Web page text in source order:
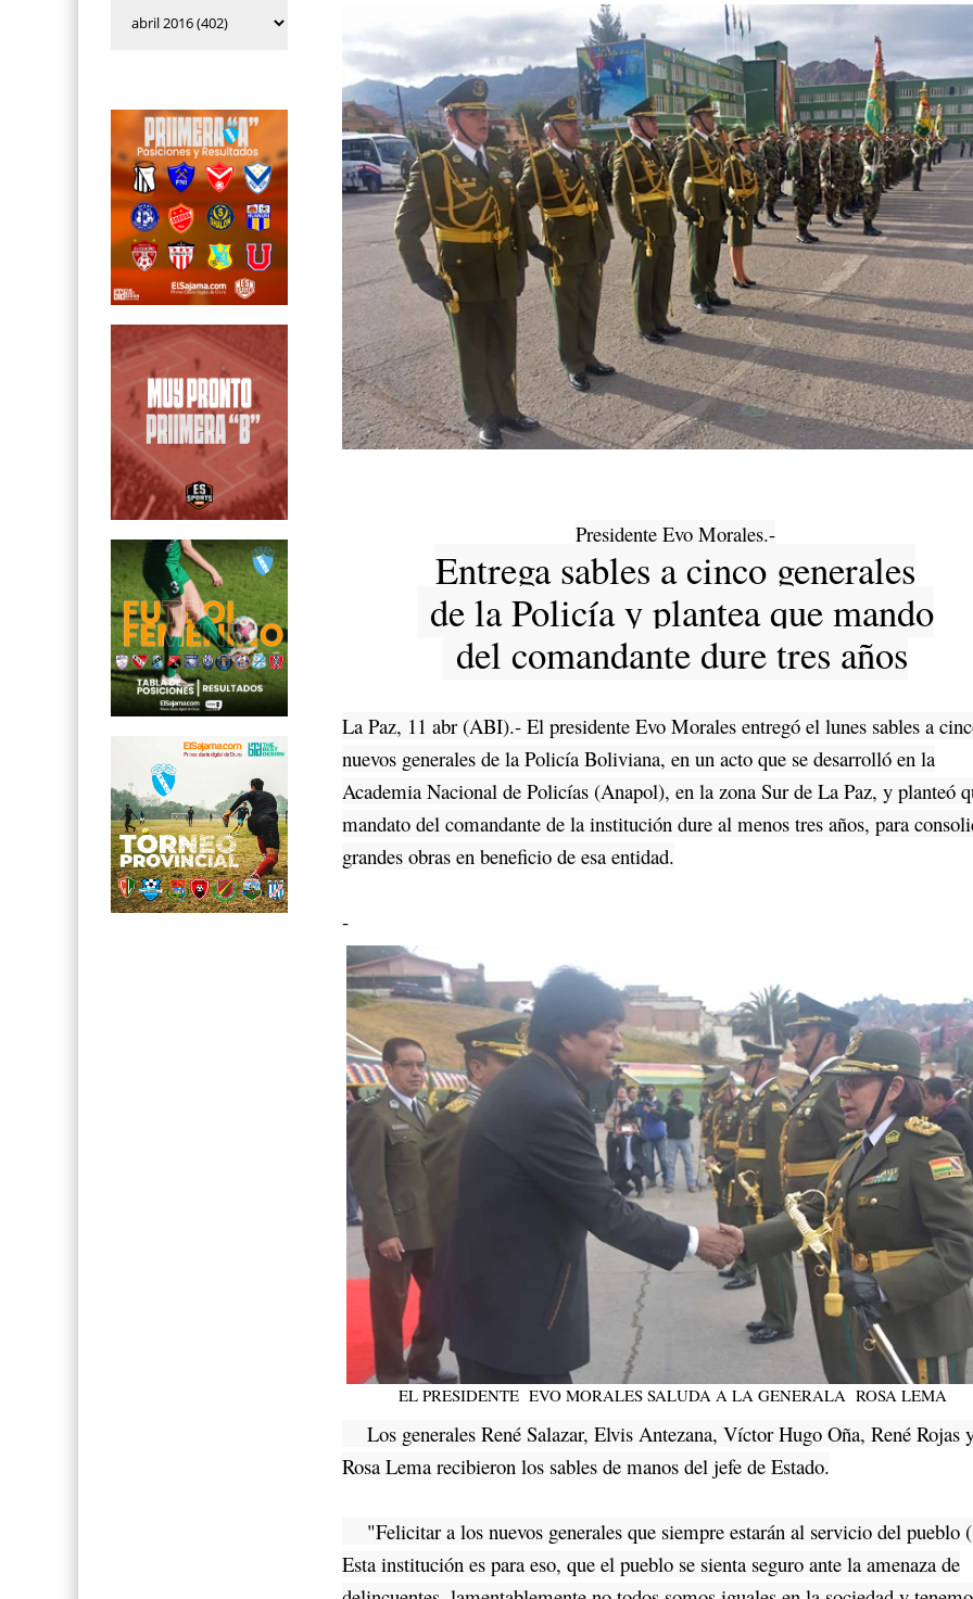
Presidente Evo Morales.-
Entrega sables a cinco generales
de la Policía y plantea que mando
del comandante dure tres años
La Paz, 11 abr (ABI).- El presidente Evo Morales entregó el lunes sables a
nuevos generales de la Policía Boliviana, en un acto que se desarrolló en la
Academia Nacional de Policías (Anapol), en la zona Sur de La Paz, y planteó
mandato del comandante de la institución dure al menos tres años, para
grandes obras en beneficio de esa entidad.
-
EL PRESIDENTE EVO MORALES SALUDA A LA GENERALA ROSA LEMA
Los generales René Salazar, Elvis Antezana, Víctor Hugo Oña, René Rojas
Rosa Lema recibieron los sables de manos del jefe de Estado.
"Felicitar a los nuevos generales que siempre estarán al servicio del pueblo
Esta institución es para eso, que el pueblo se sienta seguro ante la amenaza de